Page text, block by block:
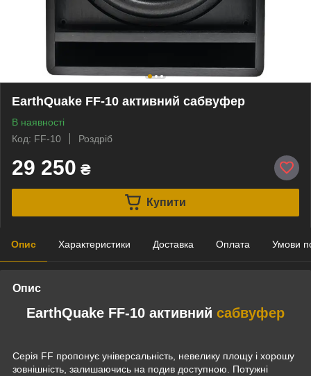
EarthQuake FF-10 активний сабвуфер
В наявності
Код: FF-10
Роздріб
29 250 ₴
Купити
Опис Характеристики Доставка Оплата Умови
Опис
EarthQuake FF-10 активний сабвуфер
Серія FF пропонує універсальність, невелику площу і хорошу
зовнішність, залишаючись на подив доступною. Потужні